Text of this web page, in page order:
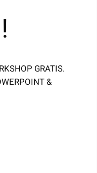
GRATIS.
&